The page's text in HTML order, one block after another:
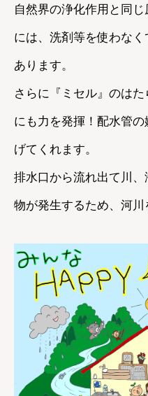
自然界の浄化作用と同じ
には、洗剤等を使わな
あります。
さらに『ミセル』のは
にも力を発揮！配水管
げてくれます。
排水口から流れ出て川
物が発生するため、河川